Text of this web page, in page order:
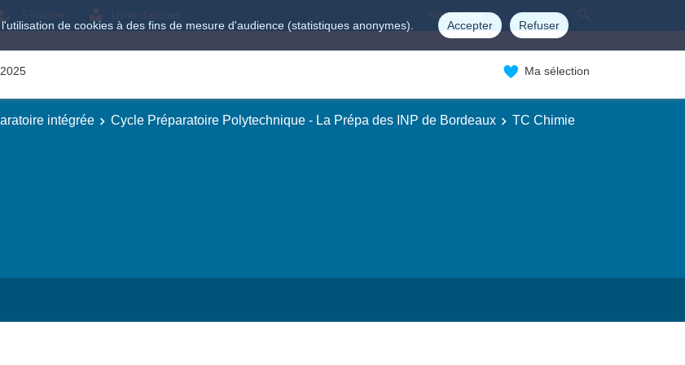
de cookies à des fins de mesure d'audience (statistiques anonymes). Accepter Refuser
S'inscrire Livret d'accueil
Ma sélection
intégrée Cycle Préparatoire Polytechnique - La Prépa des INP de Bordeaux TC Chimie